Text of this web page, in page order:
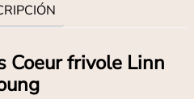
Coeur frivole Linn